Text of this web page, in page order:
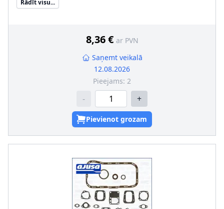
Rādīt visu...
8,36 € ar PVN
Saņemt veikalā
12.08.2026
Pieejams: 2
- +
Pievienot grozam